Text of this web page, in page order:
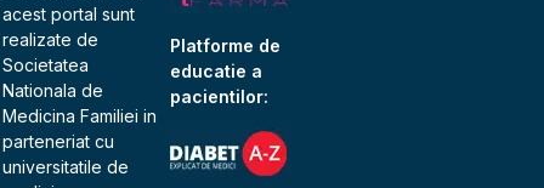
acest portal sunt
realizate de
Societatea
Nationala de
Medicina Familiei in
parteneriat cu
universitatile de
Platforme de
educatie a
pacientilor: